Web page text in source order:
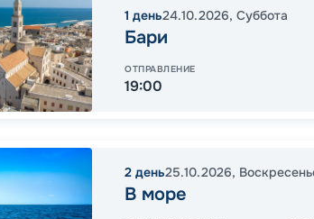
1 день24.10.2026, Суббота
Бари
ОТПРАВЛЕНИЕ
19:00
2 день25.10.2026,
В море